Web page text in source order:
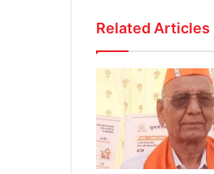
Related Articles